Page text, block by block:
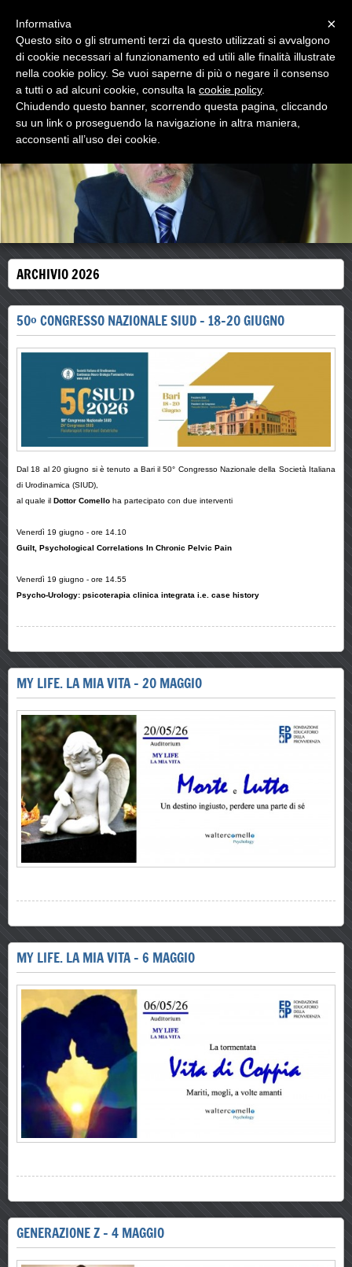
walter comello
psicologo psicoterapeuta
ARCHIVIO 2026
50° CONGRESSO NAZIONALE SIUD - 18-20 GIUGNO
Dal 18 al 20 giugno si è tenuto a Bari il 50° Congresso Nazionale della Società Italiana
di Urodinamica (SIUD),
al quale il Dottor Comello ha partecipato con due interventi
Venerdì 19 giugno - ore 14.10
Guilt, Psychological Correlations In Chronic Pelvic Pain
Venerdì 19 giugno - ore 14.55
Psycho-Urology: psicoterapia clinica integrata i.e. case history
MY LIFE. LA MIA VITA - 20 MAGGIO
MY LIFE. LA MIA VITA - 6 MAGGIO
GENERAZIONE Z - 4 MAGGIO
×
Informativa
Questo sito o gli strumenti terzi da questo utilizzati si avvalgono
di cookie necessari al funzionamento ed utili alle finalità illustrate
nella cookie policy. Se vuoi saperne di più o negare il consenso
a tutti o ad alcuni cookie, consulta la cookie policy.
Chiudendo questo banner, scorrendo questa pagina, cliccando
su un link o proseguendo la navigazione in altra maniera,
acconsenti all’uso dei cookie.